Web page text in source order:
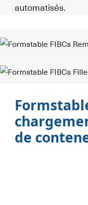
automatisés.
de